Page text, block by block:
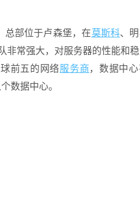
总部位于卢森堡，在莫斯科、
非常强大，对服务器的性能和
前五的网络服务商，数据中
数据中心。